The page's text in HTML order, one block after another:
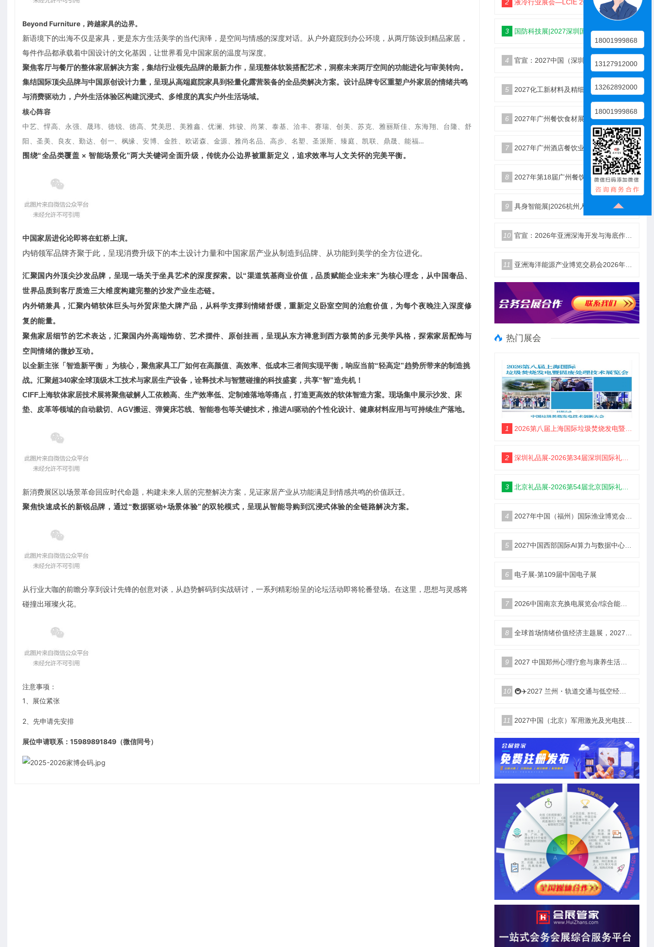
Beyond Furniture，跨越家具的边界。
新语境下的出海不仅是家具，更是东方生活美学的当代演绎，是空间与情感的深度对话。从户外庭院到办公环境，从两厅陈设到精品家居，
每件作品都承载着中国设计的文化基因，让世界看见中国家居的温度与深度。
聚焦客厅与餐厅的整体家居解决方案，集结行业领先品牌的最新力作，呈现整体软装搭配艺术，洞察未来两厅空间的功能进化与审美转向。
集结国际顶尖品牌与中国原创设计力量，呈现从高端庭院家具到轻量化露营装备的全品类解决方案。设计品牌专区重塑户外家居的情绪共鸣
与消费驱动力，户外生活体验区构建沉浸式、多维度的真实户外生活场域。
核心阵容
中艺、悍高、永强、晟玮、德锐、德高、梵美思、美雅鑫、优澜、炜骏、尚莱、泰基、洽丰、赛瑞、创美、苏克、雅丽斯佳、东海翔、台隆、舒
阳、圣美、良友、勤达、创一、枫缘、安博、金胜、欧诺森、金源、雅尚名品、高步、名塑、圣派斯、臻庭、凯联、鼎晟、能福…
围绕“全品类覆盖 × 智能场景化”两大关键词全面升级，传统办公边界被重新定义，追求效率与人文关怀的完美平衡。
中国家居进化论即将在虹桥上演。
内销领军品牌齐聚于此，呈现消费升级下的本土设计力量和中国家居产业从制造到品牌、从功能到美学的全方位进化。
汇聚国内外顶尖沙发品牌，呈现一场关于坐具艺术的深度探索。以“渠道筑基商业价值，品质赋能企业未来”为核心理念，从中国奢品、
世界品质到客厅质造三大维度构建完整的沙发产业生态链。
内外销兼具，汇聚内销软体巨头与外贸床垫大牌产品， 从科学支撑到情绪舒缓，重新定义卧室空间的治愈价值，为每个夜晚注入深度修
复的能量。
聚焦家居细节的艺术表达，汇聚国内外高端饰纺、艺术摆件、原创挂画，呈现从东方禅意到西方极简的多元美学风格，探索家居配饰与
空间情绪的微妙互动。
以全新主张「智造新平衡 」为核心，聚焦家具工厂如何在高颜值、高效率、低成本三者间实现平衡 ，响应当前“轻高定”趋势所带来的制造挑
战。汇聚超340家全球顶级木工技术与家居生产设备，诠释技术与智慧碰撞的科技盛宴，共享“智”造先机！
CIFF上海软体家居技术展将聚焦破解人工依赖高、生产效率低、定制难落地等痛点，打造更高效的软体智造方案。现场集中展示沙发、床
垫、皮革等领域的自动裁切、AGV搬运、弹簧床芯线、智能卷包等关键技术，推进AI驱动的个性化设计、健康材料应用与可持续生产落地。
新消费展区以场景革命回应时代命题，构建未来人居的完整解决方案，见证家居产业从功能满足到情感共鸣的价值跃迁。
聚焦快速成长的新锐品牌，通过“数据驱动+场景体验”的双轮模式，呈现从智能导购到沉浸式体验的全链路解决方案。
从行业大咖的前瞻分享到设计先锋的创意对谈，从趋势解码到实战研讨，一系列精彩纷呈的论坛活动即将轮番登场。在这里，思想与灵感将
碰撞出璀璨火花。
注意事项：
1、展位紧张
2、先申请先安排
展位申请联系：15989891849（微信同号）
2 液冷行业展会—LCIE 2027第三届大湾区国际液冷产业大会暨展览会（深圳）
3 国防科技展|2027深圳国防电子展4月9日启幕
4 官宣：2027中国（深圳）国际国防电子博览会
5 2027化工新材料及精细化工大会暨展览会定档苏州
6 2027年广州餐饮食材展会5月20日召开
7 2027年广州酒店餐饮业博览会|广州餐博会
8 2027年第18届广州餐饮食材展览会
9 具身智能展|2026杭州人形机器人展|仿生机器人展5月启幕
10 官宣：2026年亚洲深海开发与海底作业装备博览交易会
11 亚洲海洋能源产业博览交易会2026年12月18日举办
热门展会
1 2026第八届上海国际垃圾焚烧发电暨固废处理技术展览会
2 深圳礼品展-2026第34届深圳国际礼品及家居用品展览会
3 北京礼品展-2026第54届北京国际礼品、赠品及家庭用品展览会
4 2027年中国（福州）国际渔业博览会|福州渔博会
5 2027中国西部国际AI算力与数据中心液冷产业展览会
6 电子展-第109届中国电子展
7 2026中国南京充换电展览会/综合能源服务站博览会
8 全球首场情绪价值经济主题展，2027郑州国际情绪价值经济博览会
9 2027 中国郑州心理疗愈与康养生活产业博览会
10 🚇✈️2027 兰州・轨道交通与低空经济展览会即将启幕！
11 2027中国（北京）军用激光及光电技术展览会
18001999868
13127912000
13262892000
18001999868